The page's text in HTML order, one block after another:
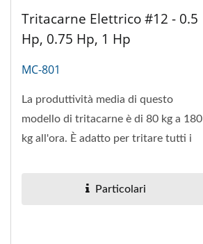
Tritacarne Elettrico #12 - 0.5
Hp, 0.75 Hp, 1 Hp
MC-801
La produttività media di questo
modello di tritacarne è di 80 kg a 180
kg all'ora. È adatto per tritare tutti i
Particolari